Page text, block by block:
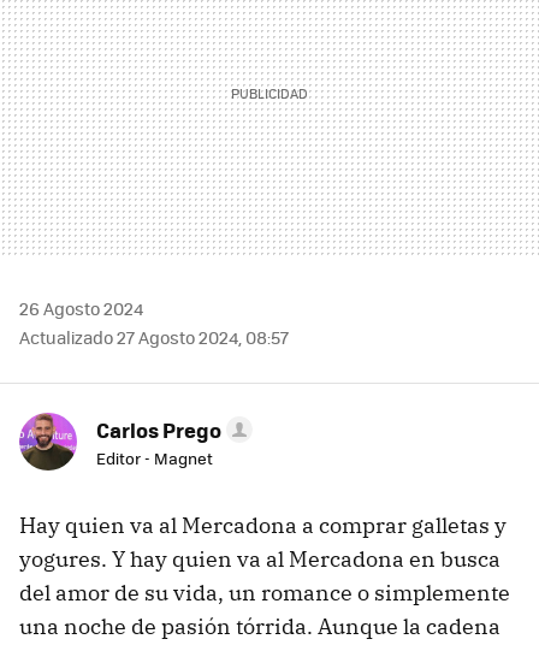
26 Agosto 2024
Actualizado 27 Agosto 2024, 08:57
Carlos Prego
Editor - Magnet
Hay quien va al Mercadona a comprar galletas y
yogures. Y hay quien va al Mercadona en busca
del amor de su vida, un romance o simplemente
una noche de pasión tórrida. Aunque la cadena